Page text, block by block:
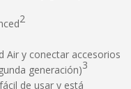
2
Air y conectar accesorios
generación)3
de usar y está